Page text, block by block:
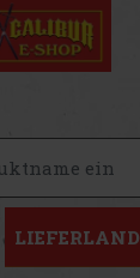
LIEFERLAND